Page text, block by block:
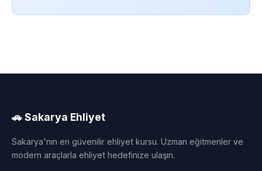
🚗 Sakarya Ehliyet
Sakarya'nın en güvenilir ehliyet kursu. Uzman eğitmenler ve
modern araçlarla ehliyet hedefinize ulaşın.